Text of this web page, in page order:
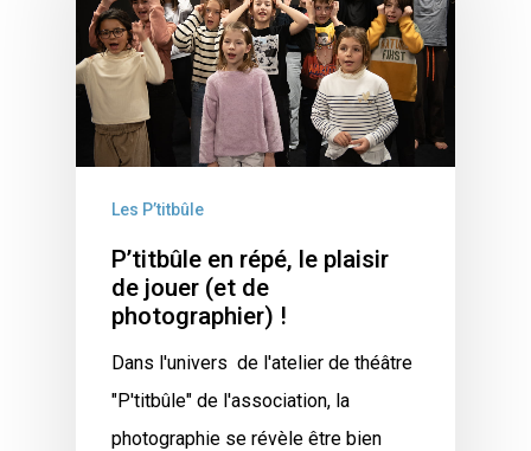
Les P’titbûle
P’titbûle en répé, le plaisir
de jouer (et de
photographier) !
Dans l'univers de l'atelier de théâtre
"P'titbûle" de l'association, la
photographie se révèle être bien